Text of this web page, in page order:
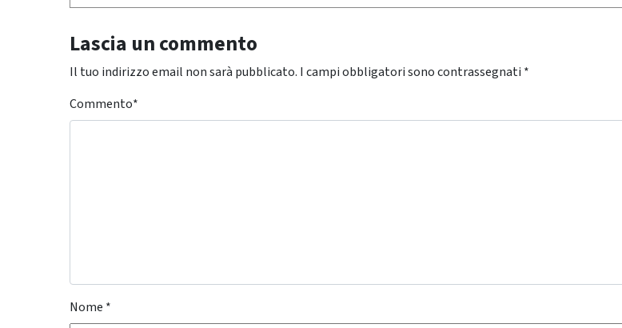
Lascia un commento
Il tuo indirizzo email non sarà pubblicato. I campi obbligatori sono contrassegnati *
Commento*
Nome *